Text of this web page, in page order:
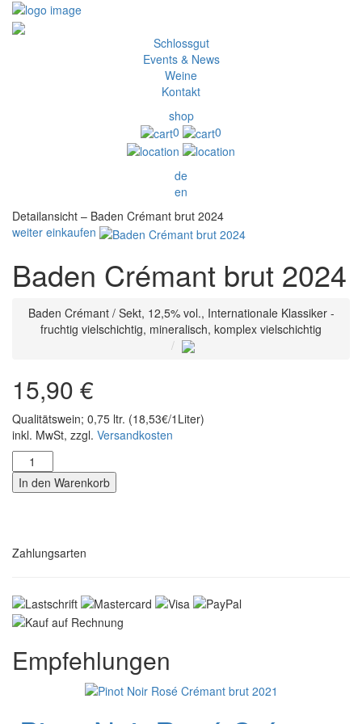
Schlossgut
Events & News
Weine
Kontakt
shop
0
0
de
en
Detailansicht – Baden Crémant brut 2024
weiter einkaufen
Baden Crémant brut 2024
Baden Crémant / Sekt, 12,5% vol., Internationale Klassiker -
fruchtig vielschichtig, mineralisch, komplex vielschichtig
15,90 €
Qualitätswein; 0,75 ltr. (18,53€/1Liter)
inkl. MwSt, zzgl. Versandkosten
Baden
Crémant
brut
In den Warenkorb
Zahlungsarten
Empfehlungen